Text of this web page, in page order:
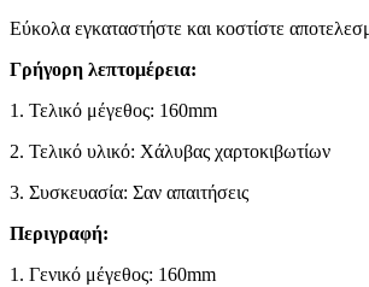
Εύκολα εγκαταστήστε και κοστίστε
Γρήγορη λεπτομέρεια:
1. Τελικό μέγεθος: 160mm
2. Τελικό υλικό: Χάλυβας χαρτοκιβωτίων
3. Συσκευασία: Σαν απαιτήσεις
Περιγραφή:
1. Γενικό μέγεθος: 160mm